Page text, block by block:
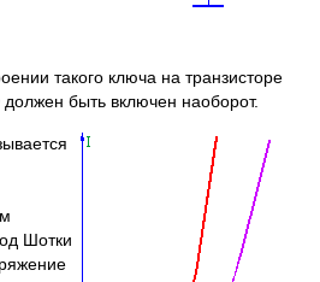
такого ключа на транзисторе
быть включен наоборот.
Шотки